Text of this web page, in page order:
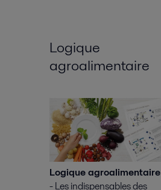
Logique
agroalimentaire
Logique agroalimentaire
- Les indispensables des